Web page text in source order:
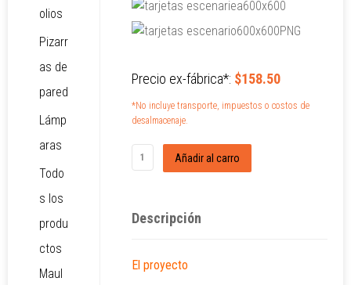
Precio ex-fábrica*: $158.50
*No incluye transporte, impuestos o costos de
desalmacenaje.
Descripción
El proyecto
olios
Pizarr
as de
pared
Lámp
aras
Todo
s los
produ
ctos
Maul